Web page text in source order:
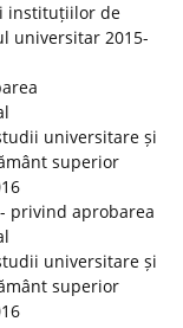
instituțiilor de
universitar 2015-
universitare și
superior
privind aprobarea
universitare și
superior